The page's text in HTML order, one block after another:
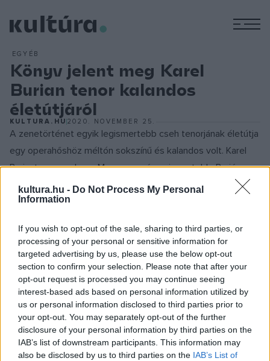
kultura.hu - Do Not Process My Personal
Information
If you wish to opt-out of the sale, sharing to third parties, or
processing of your personal or sensitive information for
targeted advertising by us, please use the below opt-out
section to confirm your selection. Please note that after your
opt-out request is processed you may continue seeing
interest-based ads based on personal information utilized by
us or personal information disclosed to third parties prior to
your opt-out. You may separately opt-out of the further
disclosure of your personal information by third parties on the
IAB’s list of downstream participants. This information may
also be disclosed by us to third parties on the IAB’s List of
EGYÉB
Könyv jelent meg Karel
Burian tenor kalandos
életútjáról
KULTURA.HU 2020. NOVEMBER 25.
A zenetörténet egyik legismertebb cseh tenorjának életútja
egy operahőshöz méltón sokszínű és kalandos volt. Karel
Buriant − vagy ahogy Magyarországon ismertebb, Burián
Károlyt − ráadásul egészen egyedi viszony fűzte
Magyarországhoz. Egy évig a Magyar Királyi Operaház tagja
fellépett nálunk, 1913 után még a magyar állampolgárságot is
felvette. Szabó Ferenc János Karel Burian és Magyarország
című könyve, − hiánypótló jelleggel − ezt a sokrétű
kapcsolatot tárja fel. Buriant az életrajzírók Wagner-
szerepei, főleg Trisztán-alakítása és évekig tartó New York-i
tevékenysége mellett mindenekelőtt Richard Strauss
Salomecímű operájának drezdai ősbemutatójáról (1905)
tesznek említést, amelyen Heródes szerepét alakította